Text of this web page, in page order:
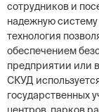
сотрудников и
надежную систему
технология
обеспечением
предприятии или
СКУД
государственных